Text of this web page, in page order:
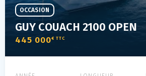
GUY COUACH 2100 OPEN
445 000€ TTC
OCCASION